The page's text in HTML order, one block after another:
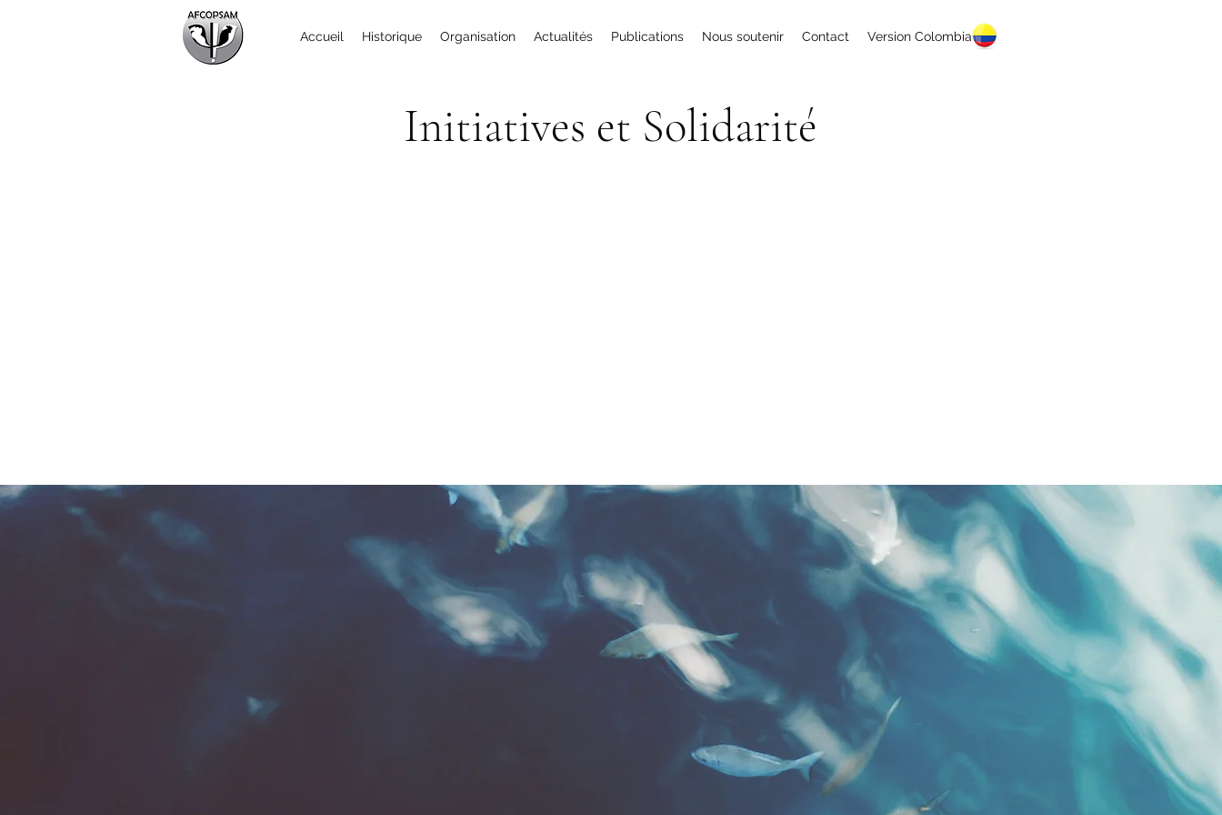
Accueil Historique Organisation Actualités Publications Nous soutenir Contact Version Colombia
Initiatives et Solidarité